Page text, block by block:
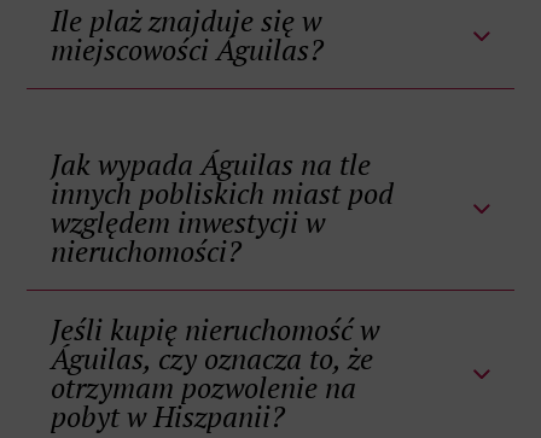
Ile plaż znajduje się w
miejscowości Águilas?
Jak wypada Águilas na tle
innych pobliskich miast pod
względem inwestycji w
nieruchomości?
Jeśli kupię nieruchomość w
Águilas, czy oznacza to, że
otrzymam pozwolenie na
pobyt w Hiszpanii?